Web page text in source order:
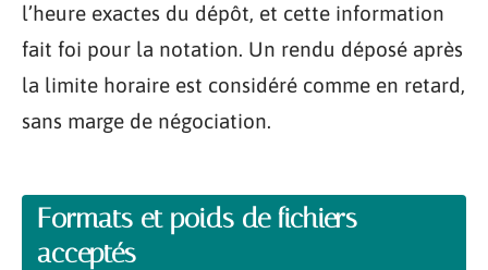
l’heure exactes du dépôt, et cette information
fait foi pour la notation. Un rendu déposé après
la limite horaire est considéré comme en retard,
sans marge de négociation.
Formats et poids de fichiers
acceptés